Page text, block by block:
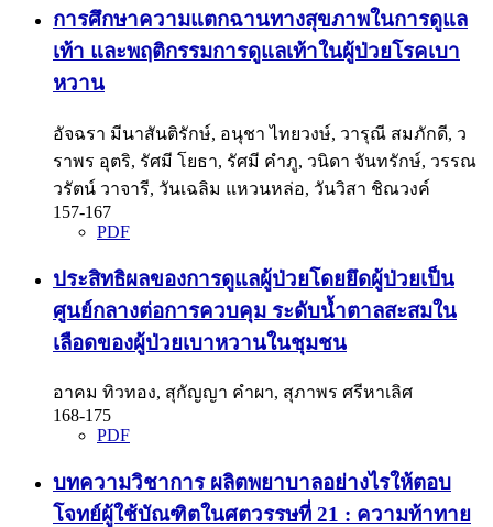
การศึกษาความแตกฉานทางสุขภาพในการดูแล
เท้า และพฤติกรรมการดูแลเท้าในผู้ป่วยโรคเบา
หวาน
อัจฉรา มีนาสันติรักษ์, อนุชา ไทยวงษ์, วารุณี สมภักดี, ว
ราพร อุตริ, รัศมี โยธา, รัศมี คำภู, วนิดา จันทรักษ์, วรรณ
วรัตน์ วาจารี, วันเฉลิม แหวนหล่อ, วันวิสา ชิณวงค์
157-167
PDF
ประสิทธิผลของการดูแลผู้ป่วยโดยยึดผู้ป่วยเป็น
ศูนย์กลางต่อการควบคุม ระดับน้ำตาลสะสมใน
เลือดของผู้ป่วยเบาหวานในชุมชน
อาคม ทิวทอง, สุกัญญา คำผา, สุภาพร ศรีหาเลิศ
168-175
PDF
บทความวิชาการ ผลิตพยาบาลอย่างไรให้ตอบ
โจทย์ผู้ใช้บัณฑิตในศตวรรษที่ 21 : ความท้าทาย